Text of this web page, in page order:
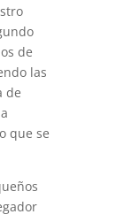
de
las
de
que se